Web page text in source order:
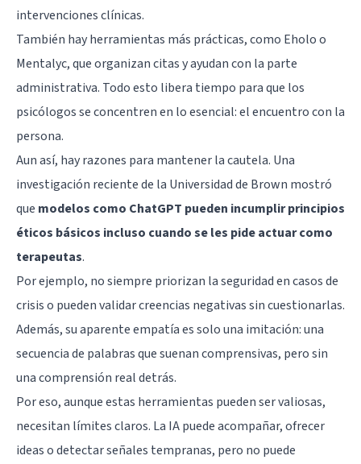
intervenciones clínicas.
También hay herramientas más prácticas, como Eholo o
Mentalyc, que organizan citas y ayudan con la parte
administrativa. Todo esto libera tiempo para que los
psicólogos se concentren en lo esencial: el encuentro con la
persona.
Aun así, hay razones para mantener la cautela. Una
investigación reciente de la Universidad de Brown mostró
que modelos como ChatGPT pueden incumplir principios
éticos básicos incluso cuando se les pide actuar como
terapeutas.
Por ejemplo, no siempre priorizan la seguridad en casos de
crisis o pueden validar creencias negativas sin cuestionarlas.
Además, su aparente empatía es solo una imitación: una
secuencia de palabras que suenan comprensivas, pero sin
una comprensión real detrás.
Por eso, aunque estas herramientas pueden ser valiosas,
necesitan límites claros. La IA puede acompañar, ofrecer
ideas o detectar señales tempranas, pero no puede